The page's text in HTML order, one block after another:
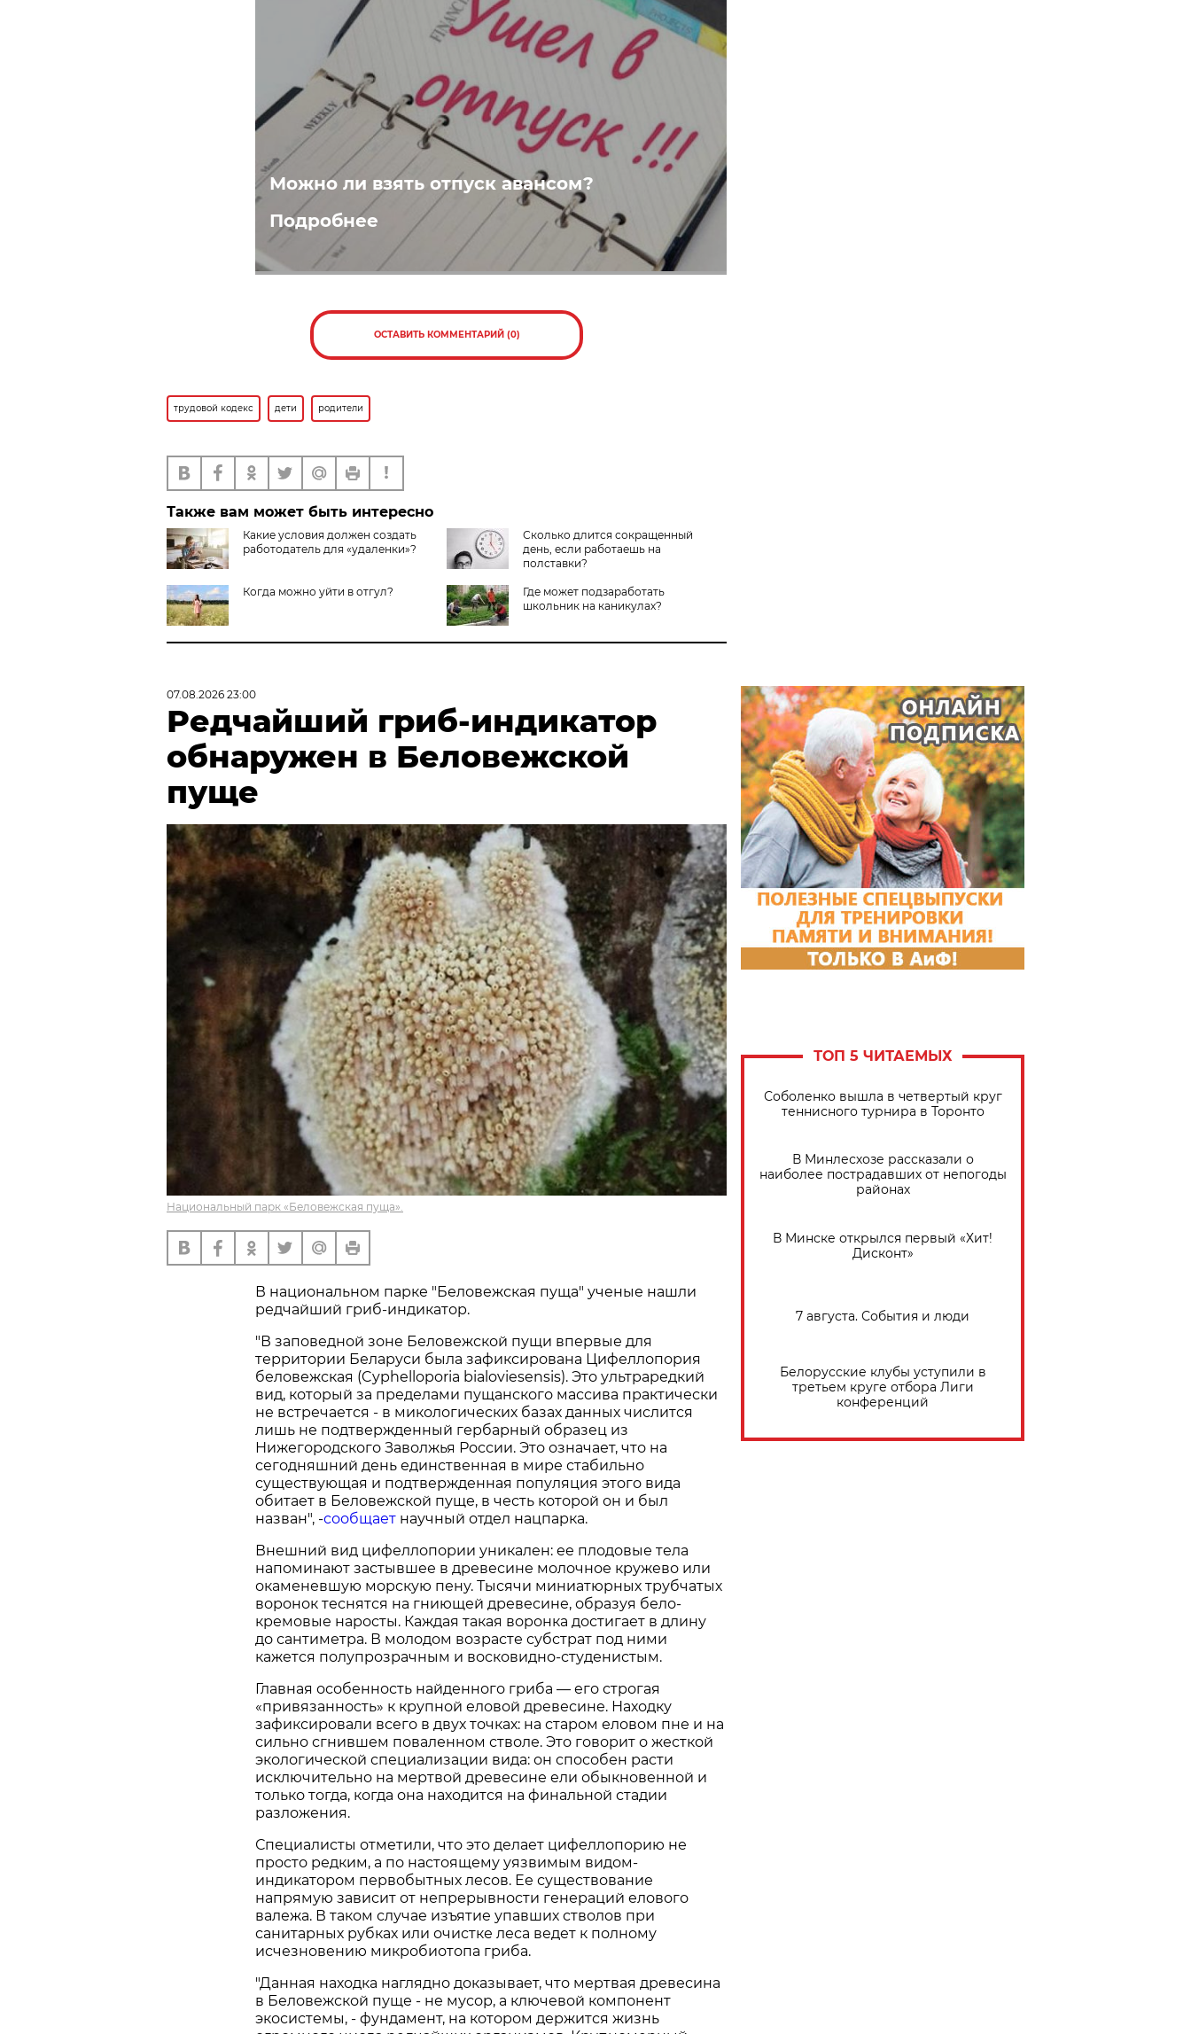
Можно ли взять отпуск авансом?
Подробнее
ОСТАВИТЬ КОММЕНТАРИЙ (0)
трудовой кодекс дети родители
Также вам может быть интересно
Какие условия должен создать
работодатель для «удаленки»?
Сколько длится сокращенный
день, если работаешь на
полставки?
Когда можно уйти в отгул?
Где может подзаработать
школьник на каникулах?
07.08.2026 23:00
Редчайший гриб-индикатор
обнаружен в Беловежской
пуще
Национальный парк «Беловежская пуща».
В национальном парке "Беловежская пуща" ученые нашли
редчайший гриб-индикатор.
"В заповедной зоне Беловежской пущи впервые для
территории Беларуси была зафиксирована Цифеллопория
беловежская (Cyphelloporia bialoviesensis). Это ультраредкий
вид, который за пределами пущанского массива практически
не встречается - в микологических базах данных числится
лишь не подтвержденный гербарный образец из
Нижегородского Заволжья России. Это означает, что на
сегодняшний день единственная в мире стабильно
существующая и подтвержденная популяция этого вида
обитает в Беловежской пуще, в честь которой он и был
назван", -сообщает научный отдел нацпарка.
Внешний вид цифеллопории уникален: ее плодовые тела
напоминают застывшее в древесине молочное кружево или
окаменевшую морскую пену. Тысячи миниатюрных трубчатых
воронок теснятся на гниющей древесине, образуя бело-
кремовые наросты. Каждая такая воронка достигает в длину
до сантиметра. В молодом возрасте субстрат под ними
кажется полупрозрачным и восковидно-студенистым.
Главная особенность найденного гриба — его строгая
«привязанность» к крупной еловой древесине. Находку
зафиксировали всего в двух точках: на старом еловом пне и на
сильно сгнившем поваленном стволе. Это говорит о жесткой
экологической специализации вида: он способен расти
исключительно на мертвой древесине ели обыкновенной и
только тогда, когда она находится на финальной стадии
разложения.
Специалисты отметили, что это делает цифеллопорию не
просто редким, а по настоящему уязвимым видом-
индикатором первобытных лесов. Ее существование
напрямую зависит от непрерывности генераций елового
валежа. В таком случае изъятие упавших стволов при
санитарных рубках или очистке леса ведет к полному
исчезновению микробиотопа гриба.
"Данная находка наглядно доказывает, что мертвая древесина
в Беловежской пуще - не мусор, а ключевой компонент
экосистемы, - фундамент, на котором держится жизнь
ТОП 5 ЧИТАЕМЫХ
Соболенко вышла в четвертый круг
теннисного турнира в Торонто
В Минлесхозе рассказали о
наиболее пострадавших от непогоды
районах
В Минске открылся первый «Хит!
Дисконт»
7 августа. События и люди
Белорусские клубы уступили в
третьем круге отбора Лиги
конференций